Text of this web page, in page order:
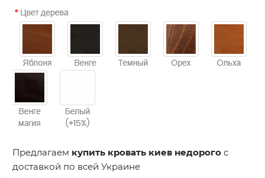
Предлагаем купить кровать киев недорого с
доставкой по всей Украине